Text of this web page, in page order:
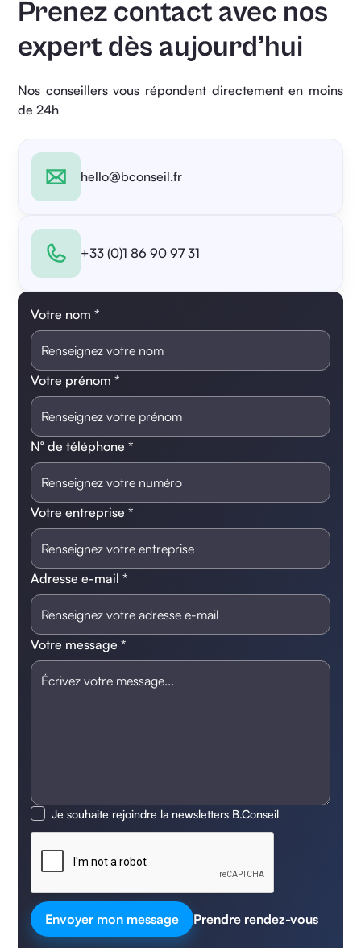
Prenez contact avec nos
expert dès aujourd’hui
Nos conseillers vous répondent directement en moins
de 24h
hello@bconseil.fr
+33 (0)1 86 90 97 31
Votre nom *
Votre prénom *
N° de téléphone *
Votre entreprise *
Adresse e-mail *
Votre message *
Je souhaite rejoindre la newsletters B.Conseil
Prendre rendez-vous